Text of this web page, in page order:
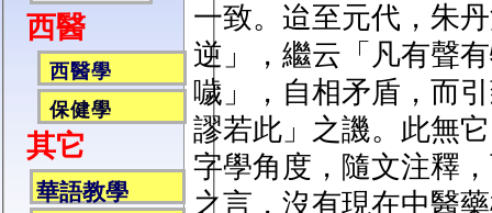
西醫
西醫學
保健學
其它
華語教學
一致。迨至元代，朱
逆」，繼云「凡有聲
噦」，自相矛盾，而
謬若此」之譏。此無
字學角度，隨文注釋
之言，沒有現在中醫